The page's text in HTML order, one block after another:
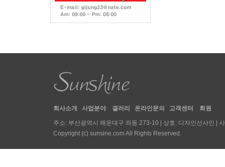
회사소개 사업분야 갤러리 온라인문의 고객센터 회원
주소: 부산광역시 해운대구 좌동 273-10 | 상호: 디자인선사인 |
Copyright (c) sunsine.com All Rights Reserved.